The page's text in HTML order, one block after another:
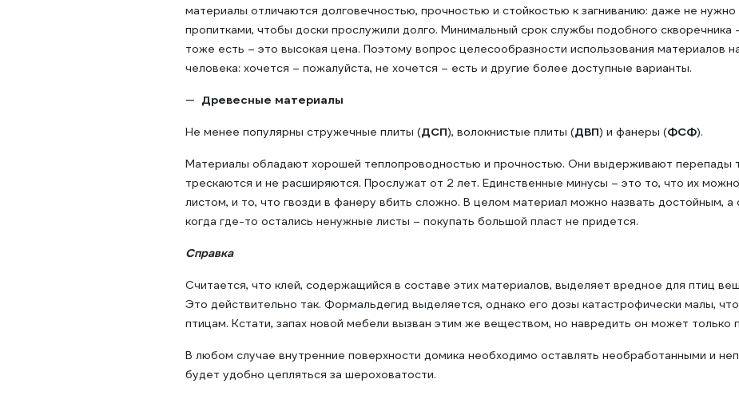
материалы отличаются долговечностью, прочностью и стойкостью к загниванию: даже не нужно
пропитками, чтобы доски прослужили долго. Минимальный срок службы подобного скворечника
тоже есть – это высокая цена. Поэтому вопрос целесообразности использования материалов
человека: хочется – пожалуйста, не хочется – есть и другие более доступные варианты.
Древесные материалы
Не менее популярны стружечные плиты (ДСП), волокнистые плиты (ДВП) и фанеры (ФСФ).
Материалы обладают хорошей теплопроводностью и прочностью. Они выдерживают перепады
трескаются и не расширяются. Прослужат от 2 лет. Единственные минусы – это то, что их
листом, и то, что гвозди в фанеру вбить сложно. В целом материал можно назвать достойным, а
когда где-то остались ненужные листы – покупать большой пласт не придется.
Справка
Считается, что клей, содержащийся в составе этих материалов, выделяет вредное для птиц
Это действительно так. Формальдегид выделяется, однако его дозы катастрофически малы,
птицам. Кстати, запах новой мебели вызван этим же веществом, но навредить он может только
В любом случае внутренние поверхности домика необходимо оставлять необработанными и
будет удобно цепляться за шероховатости.